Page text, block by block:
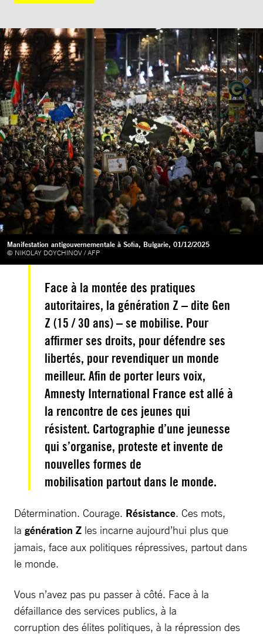
Manifestation antigouvernementale à Sofia, Bulgarie, 01/12/2025
© NIKOLAY DOYCHINOV / AFP
Face à la montée des pratiques
autoritaires, la génération Z – dite Gen
Z (15 / 30 ans)–se mobilise. Pour
affirmer ses droits, pour défendre ses
libertés, pour revendiquer un monde
meilleur. Afin de porter leurs voix,
Amnesty International France est allé à
la rencontre de ces jeunes qui
résistent. Cartographie d’une jeunesse
qui s’organise, proteste et invente de
nouvelles formes de
mobilisation partout dans le monde.
Détermination. Courage. Résistance. Ces mots,
la génération Z les incarne aujourd’hui plus que
jamais, face aux politiques répressives, partout dans
le monde.
Vous n’avez pas pu passer à côté. Face à la
défaillance des services publics, à la
corruption des élites politiques, à la répression des